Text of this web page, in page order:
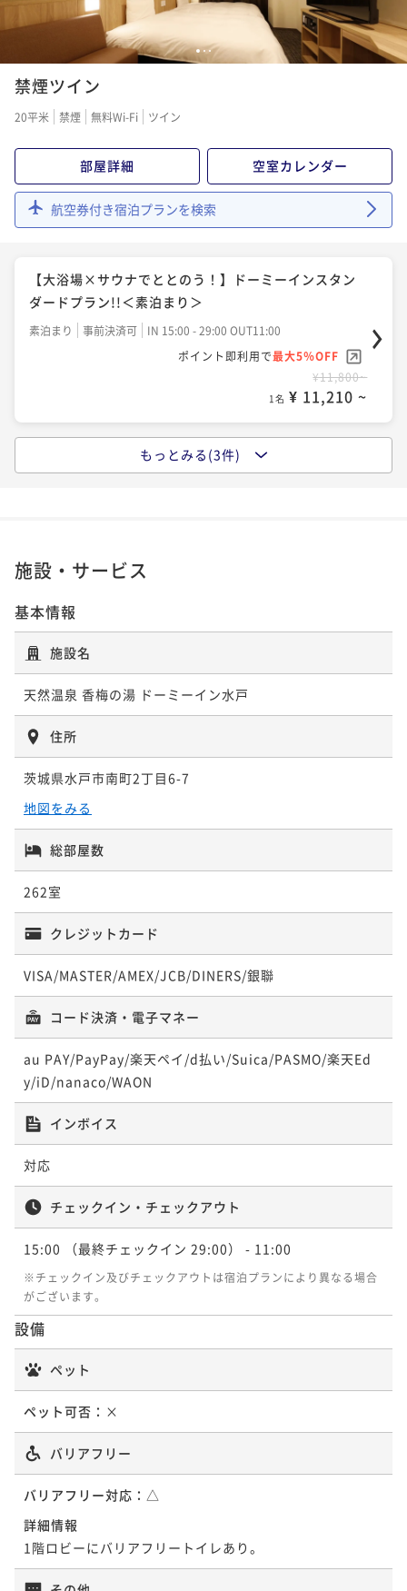
【連泊割◇素泊まり】【清掃無し】2～3連泊のweco
プラン＜Wifi＆ランドリー無料＞
¥20,800~
1名 ¥ 19,760 ~
朝食付き 事前決済可
IN 15:00 - 29:00 OUT11:00
ポイント即利用で
1名 ¥ 23,560 ~
12 3
禁煙ツイン
20平米 禁煙 無料Wi-Fi ツイン
部屋詳細 空室カレンダー
航空券付き宿泊プランを検索
【大浴場×サウナでととのう！】ドーミーインスタン
ダードプラン!!＜素泊まり＞
素泊まり 事前決済可
IN 15:00 - 29:00 OUT11:00
ポイント即利用で最大5％OFF
¥11,800~
1名 ¥ 11,210 ~
【大浴場×サウナでととのう！】ドーミーインスタン
【連泊割◇素泊まり】【清掃無し】2～3連泊のweco
素泊まり 事前決済可
IN 15:00 - 29:00 OUT11:00
¥ 21,660 ~
【連泊割◆朝食付】【清掃無し】2～3連泊のwecoプ
ラン＜Wifi＆ランドリー無料＞
もっとみる(3件)
施設・サービス
基本情報
施設名
天然温泉 香梅の湯 ドーミーイン水戸
住所
茨城県水戸市南町2丁目6-7
地図をみる
総部屋数
262室
クレジットカード
VISA/MASTER/AMEX/JCB/DINERS/銀聯
コード決済・電子マネー
au PAY/PayPay/楽天ペイ/d払い/Suica/PASMO/楽天Ed
y/iD/nanaco/WAON
インボイス
対応
チェックイン・チェックアウト
15:00 （最終チェックイン 29:00） - 11:00
※チェックイン及びチェックアウトは宿泊プランにより異なる場合
がございます。
設備
ペット
ペット可否： ×
バリアフリー
バリアフリー対応： △
詳細情報
1階ロビーにバリアフリートイレあり。